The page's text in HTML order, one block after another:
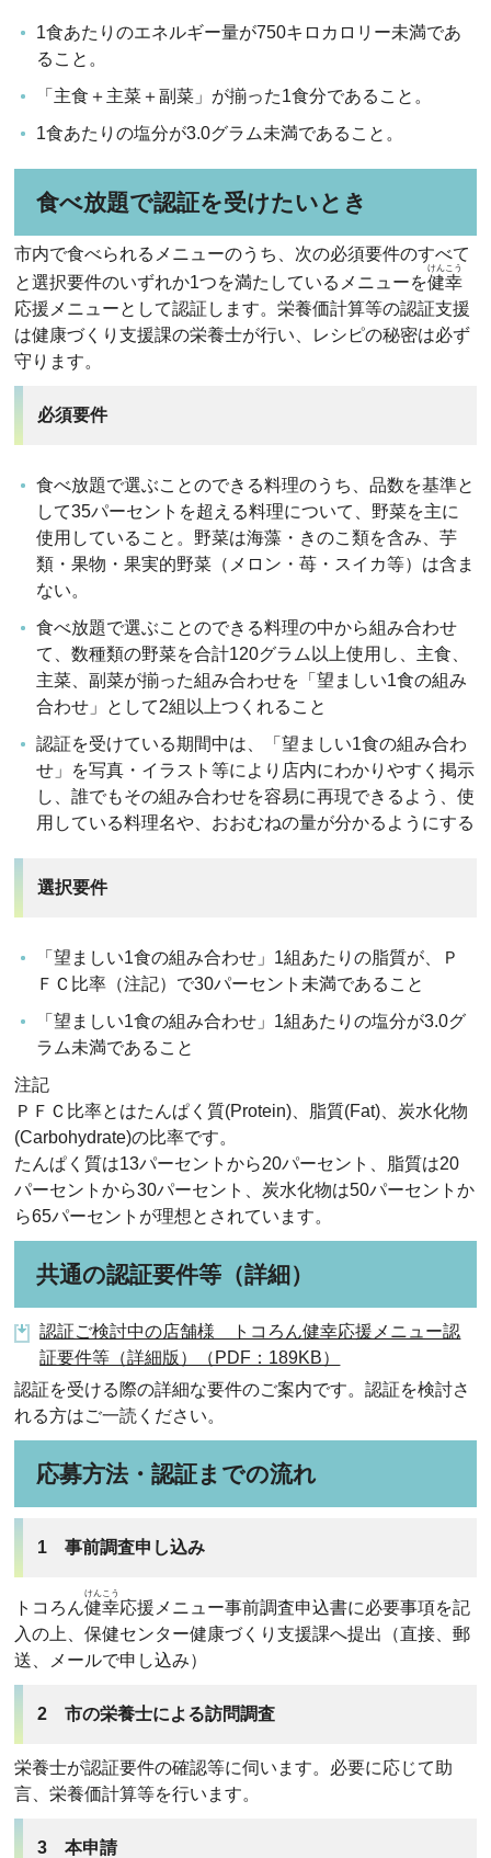
1食あたりのエネルギー量が750キロカロリー未満であ
ること。
「主食＋主菜＋副菜」が揃った1食分であること。
1食あたりの塩分が3.0グラム未満であること。
食べ放題で認証を受けたいとき
市内で食べられるメニューのうち、次の必須要件のすべて
と選択要件のいずれか1つを満たしているメニューを健幸
けんこう
応援メニューとして認証します。栄養価計算等の認証支援
は健康づくり支援課の栄養士が行い、レシピの秘密は必ず
守ります。
必須要件
食べ放題で選ぶことのできる料理のうち、品数を基準と
して35パーセントを超える料理について、野菜を主に
使用していること。野菜は海藻・きのこ類を含み、芋
類・果物・果実的野菜（メロン・苺・スイカ等）は含ま
ない。
食べ放題で選ぶことのできる料理の中から組み合わせ
て、数種類の野菜を合計120グラム以上使用し、主食、
主菜、副菜が揃った組み合わせを「望ましい1食の組み
合わせ」として2組以上つくれること
認証を受けている期間中は、「望ましい1食の組み合わ
せ」を写真・イラスト等により店内にわかりやすく掲示
し、誰でもその組み合わせを容易に再現できるよう、使
用している料理名や、おおむねの量が分かるようにする
選択要件
「望ましい1食の組み合わせ」1組あたりの脂質が、Ｐ
ＦＣ比率（注記）で30パーセント未満であること
「望ましい1食の組み合わせ」1組あたりの塩分が3.0グ
ラム未満であること
注記
ＰＦＣ比率とはたんぱく質(Protein)、脂質(Fat)、炭水化物
(Carbohydrate)の比率です。
たんぱく質は13パーセントから20パーセント、脂質は20
パーセントから30パーセント、炭水化物は50パーセントか
ら65パーセントが理想とされています。
共通の認証要件等（詳細）
認証ご検討中の店舗様 トコろん健幸応援メニュー認
証要件等（詳細版）（PDF：189KB）
認証を受ける際の詳細な要件のご案内です。認証を検討さ
れる方はご一読ください。
応募方法・認証までの流れ
1 事前調査申し込み
トコろん健幸
けんこう
応援メニュー事前調査申込書に必要事項を記
入の上、保健センター健康づくり支援課へ提出（直接、郵
送、メールで申し込み）
2 市の栄養士による訪問調査
栄養士が認証要件の確認等に伺います。必要に応じて助
言、栄養価計算等を行います。
3 本申請